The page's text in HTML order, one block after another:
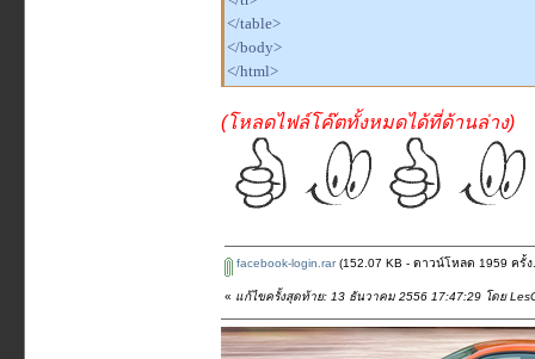
</table>
</body>
</html>
(โหลดไฟล์โค๊ตทั้งหมดได้ที่ด้านล่าง)
facebook-login.rar(152.07 KB - ดาวน์โหลด 1959 ครั้ง
« แก้ไขครั้งสุดท้าย: 13 ธันวาคม 2556 17:47:29 โดย